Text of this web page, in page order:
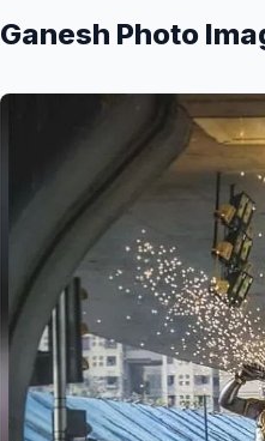
Ganesh Photo